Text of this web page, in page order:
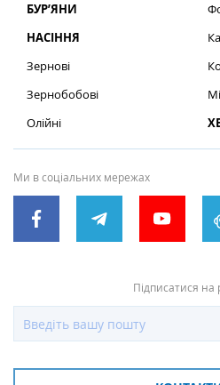
БУР’ЯНИ
НАСІННЯ
Зернові
Зернобобові
Олійні
Ми в соціальних мережах
Підписатися на